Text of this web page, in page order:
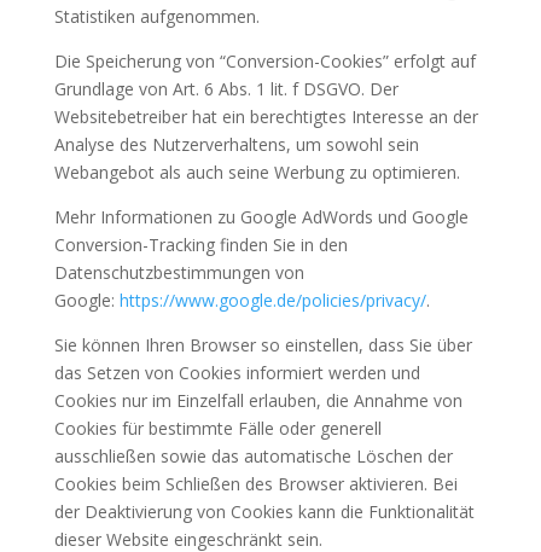
Statistiken aufgenommen.
Die Speicherung von “Conversion-Cookies” erfolgt auf
Grundlage von Art. 6 Abs. 1 lit. f DSGVO. Der
Websitebetreiber hat ein berechtigtes Interesse an der
Analyse des Nutzerverhaltens, um sowohl sein
Webangebot als auch seine Werbung zu optimieren.
Mehr Informationen zu Google AdWords und Google
Conversion-Tracking finden Sie in den
Datenschutzbestimmungen von
Google: https://www.google.de/policies/privacy/.
Sie können Ihren Browser so einstellen, dass Sie über
das Setzen von Cookies informiert werden und
Cookies nur im Einzelfall erlauben, die Annahme von
Cookies für bestimmte Fälle oder generell
ausschließen sowie das automatische Löschen der
Cookies beim Schließen des Browser aktivieren. Bei
der Deaktivierung von Cookies kann die Funktionalität
dieser Website eingeschränkt sein.